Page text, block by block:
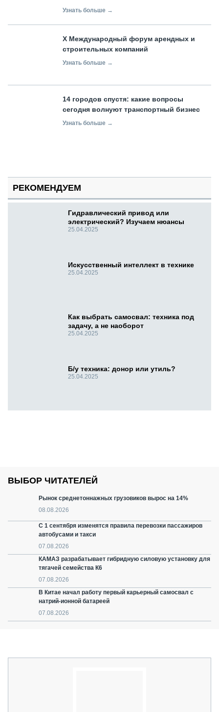
Узнать больше →
X Международный форум арендных и
строительных компаний
Узнать больше →
14 городов спустя: какие вопросы
сегодня волнуют транспортный бизнес
Узнать больше →
РЕКОМЕНДУЕМ
Гидравлический привод или
электрический? Изучаем нюансы
25.04.2025
Искусственный интеллект в технике
25.04.2025
Как выбрать самосвал: техника под
задачу, а не наоборот
25.04.2025
Б/у техника: донор или утиль?
25.04.2025
ВЫБОР ЧИТАТЕЛЕЙ
Рынок среднетоннажных грузовиков вырос на 14%
08.08.2026
С 1 сентября изменятся правила перевозки пассажиров
автобусами и такси
07.08.2026
КАМАЗ разрабатывает гибридную силовую установку для
тягачей семейства К6
07.08.2026
В Китае начал работу первый карьерный самосвал с
натрий-ионной батареей
07.08.2026